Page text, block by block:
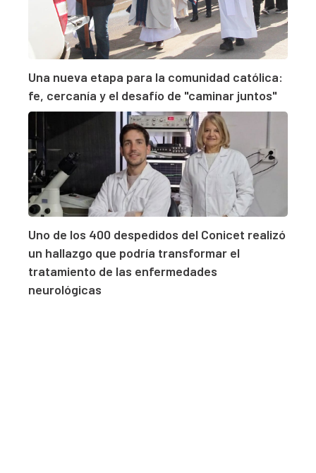
Una nueva etapa para la comunidad católica:
fe, cercanía y el desafío de "caminar juntos"
Uno de los 400 despedidos del Conicet realizó
un hallazgo que podría transformar el
tratamiento de las enfermedades
neurológicas